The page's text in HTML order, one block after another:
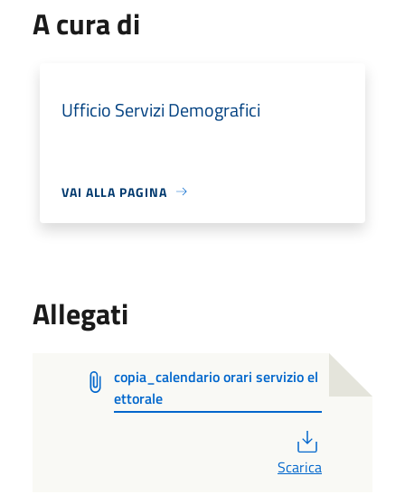
A cura di
Ufficio Servizi Demografici
VAI ALLA PAGINA
Allegati
copia_calendario orari servizio el
ettorale
Scarica